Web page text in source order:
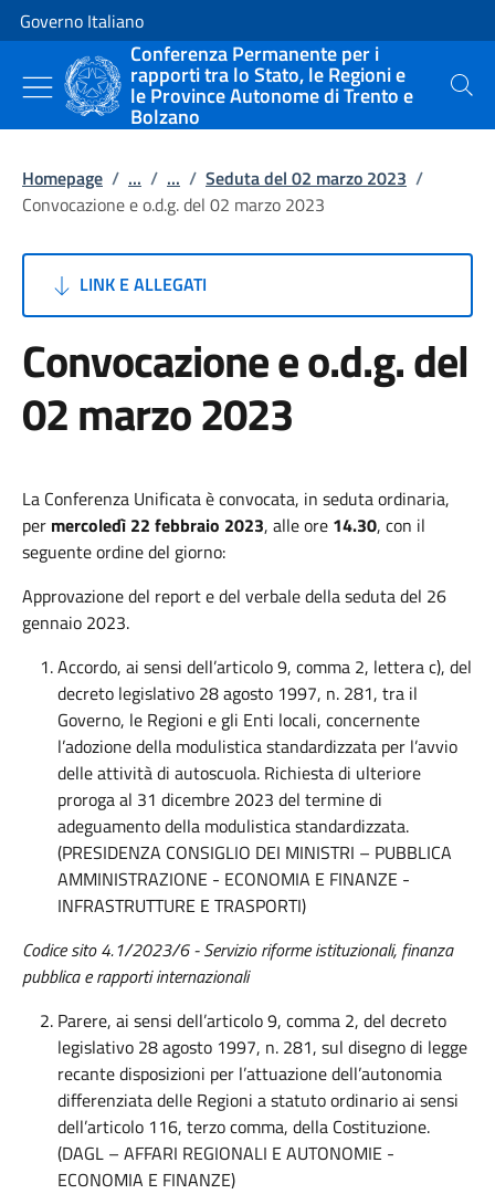
Vai al contenuto
Vai alla navigazione del sito
Governo Italiano
Conferenza Permanente per i
rapporti tra lo Stato, le Regioni e
le Province Autonome di Trento e
Bolzano
Cerca
Homepage / ... / ... / Seduta del 02 marzo 2023 /
Convocazione e o.d.g. del 02 marzo 2023
LINK E ALLEGATI
Convocazione e o.d.g. del
02 marzo 2023
La Conferenza Unificata è convocata, in seduta ordinaria,
per mercoledì 22 febbraio 2023, alle ore 14.30, con il
seguente ordine del giorno:
Approvazione del report e del verbale della seduta del 26
gennaio 2023.
Accordo, ai sensi dell’articolo 9, comma 2, lettera c), del
decreto legislativo 28 agosto 1997, n. 281, tra il
Governo, le Regioni e gli Enti locali, concernente
l’adozione della modulistica standardizzata per l’avvio
delle attività di autoscuola. Richiesta di ulteriore
proroga al 31 dicembre 2023 del termine di
adeguamento della modulistica standardizzata.
(PRESIDENZA CONSIGLIO DEI MINISTRI – PUBBLICA
AMMINISTRAZIONE - ECONOMIA E FINANZE -
INFRASTRUTTURE E TRASPORTI)
Codice sito 4.1/2023/6- Servizio riforme istituzionali, finanza
pubblica e rapporti internazionali
Parere, ai sensi dell’articolo 9, comma 2, del decreto
legislativo 28 agosto 1997, n. 281, sul disegno di legge
recante disposizioni per l’attuazione dell’autonomia
differenziata delle Regioni a statuto ordinario ai sensi
dell’articolo 116, terzo comma, della Costituzione.
(DAGL – AFFARI REGIONALI E AUTONOMIE -
ECONOMIA E FINANZE)